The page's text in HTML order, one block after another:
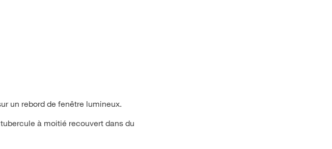
un rebord de fenêtre lumineux.
à moitié recouvert dans du